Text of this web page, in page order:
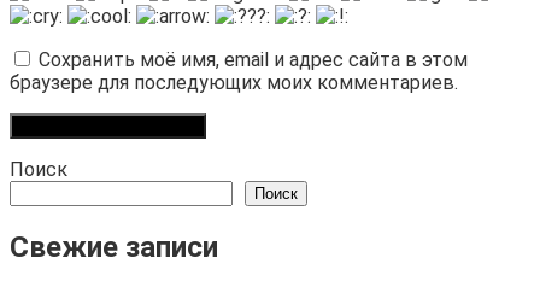
Сохранить моё имя, email и адрес сайта в этом
браузере для последующих моих комментариев.
Поиск
Поиск
Свежие записи